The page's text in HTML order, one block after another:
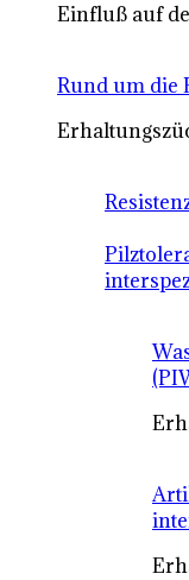
Einfluß auf
Rund um die